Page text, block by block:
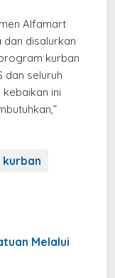
Alfamart
dan disalurkan
kurban
dan seluruh
ini
Melalui